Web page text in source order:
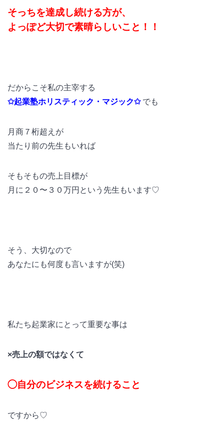
そっちを達成し続ける方が、
よっぽど大切で素晴らしいこと！！
だからこそ私の主宰する
✩起業塾ホリスティック・マジック✩でも
月商７桁超えが
当たり前の先生もいれば
そもそもの売上目標が
月に２０〜３０万円という先生もいます♡
そう、大切なので
あなたにも何度も言いますが(笑)
私たち起業家にとって重要な事は
×売上の額ではなくて
◯自分のビジネスを続けること
ですから♡